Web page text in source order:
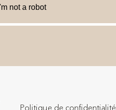
Politique de confidentialité